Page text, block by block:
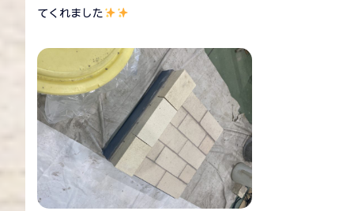
てくれました